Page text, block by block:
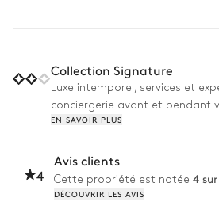
terrasse ombragée. Plongez dans la
une parenthèse rafraîchissante avant
instant de détente au spa. Plus tard,
du coin barbecue pour un déjeuner en
Collection Signature
Luxe intemporel, services et
conciergerie avant et pendant
EN SAVOIR PLUS
4
Avis clients
Cette propriété est notée 4
DÉCOUVRIR LES AVIS